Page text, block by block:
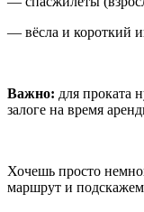
— вёсла и короткий
Важно: для проката
залоге на время
Хочешь просто
маршрут и